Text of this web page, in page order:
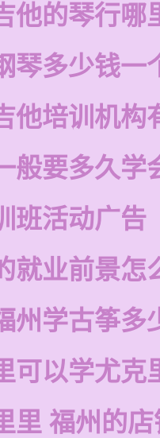
他的琴行哪
琴多少钱一
他培训机构
般要多久学
班活动广告
就业前景怎
州学古筝多
可以学尤克
里 福州的店